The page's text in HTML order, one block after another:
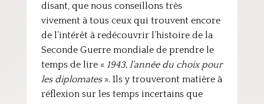
disant, que nous conseillons très
vivement à tous ceux qui trouvent encore
de l’intérêt à redécouvrir l’histoire de la
Seconde Guerre mondiale de prendre le
temps de lire « 1943, l’année du choix pour
les diplomates». Ils y trouveront matière à
réflexion sur les temps incertains que